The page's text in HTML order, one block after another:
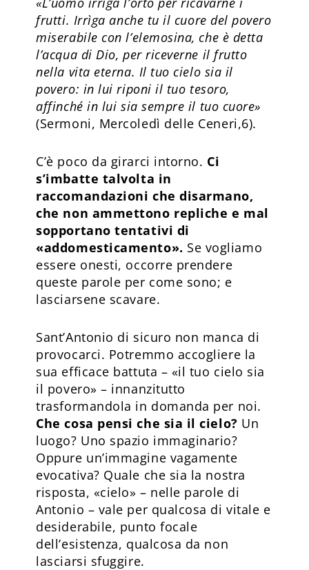
frutti. Irrìga anche tu il cuore del povero
miserabile con l’elemosina, che è detta
l’acqua di Dio, per riceverne il frutto
nella vita eterna. Il tuo cielo sia il
povero: in lui riponi il tuo tesoro,
affinché in lui sia sempre il tuo cuore»
(Sermoni, Mercoledì delle Ceneri,6).
C’è poco da girarci intorno. Ci
s’imbatte talvolta in
raccomandazioni che disarmano,
che non ammettono repliche e mal
sopportano tentativi di
«addomesticamento». Se vogliamo
essere onesti, occorre prendere
queste parole per come sono; e
lasciarsene scavare.
Sant’Antonio di sicuro non manca di
provocarci. Potremmo accogliere la
sua efficace battuta – «il tuo cielo sia
il povero» – innanzitutto
trasformandola in domanda per noi.
Che cosa pensi che sia il cielo? Un
luogo? Uno spazio immaginario?
Oppure un’immagine vagamente
evocativa? Quale che sia la nostra
risposta, «cielo» – nelle parole di
Antonio – vale per qualcosa di vitale e
desiderabile, punto focale
dell’esistenza, qualcosa da non
lasciarsi sfuggire.